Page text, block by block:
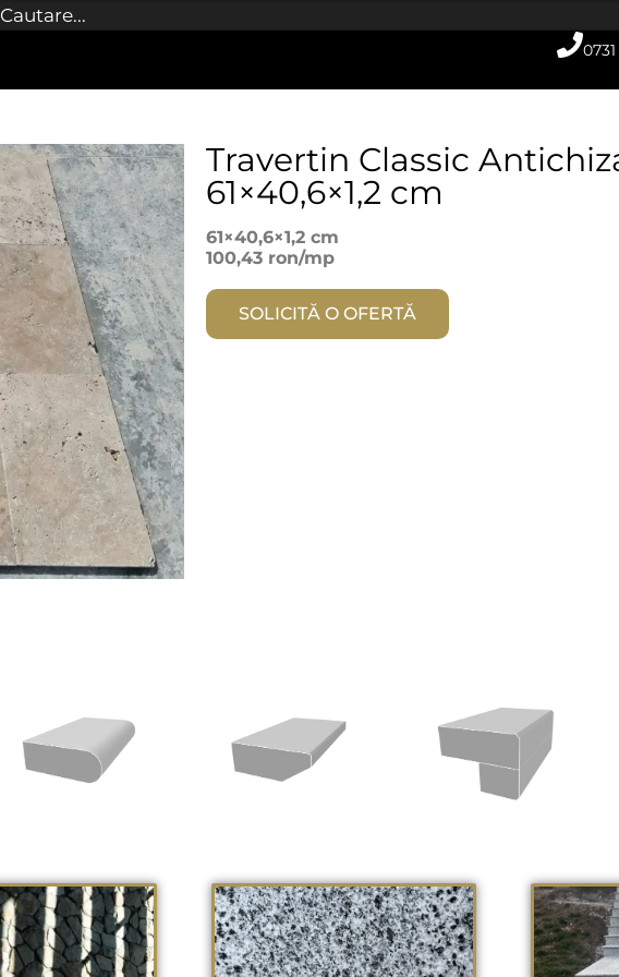
Travertin Classic
61×40,6×1,2 cm
61×40,6×1,2 cm
100,43 ron/mp
SOLICITĂ O OFERTĂ